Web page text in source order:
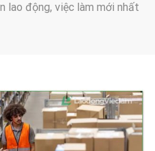
lao động, việc làm mới nhất